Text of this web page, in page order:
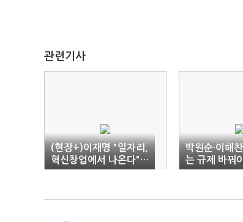
관련기사
(현장+)이재명 "일자리,
혁신창업에서 나온다"…
청년 지원 약속
박원순·이해
는 규제 바꿔